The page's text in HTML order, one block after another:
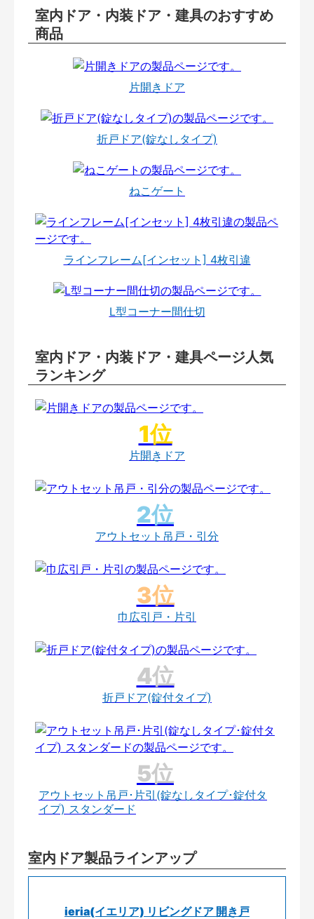
室内ドア・内装ドア・建具のおすすめ
商品
片開きドア
折戸ドア(錠なしタイプ)
ねこゲート
ラインフレーム[インセット] 4枚引違
L型コーナー間仕切
室内ドア・内装ドア・建具ページ人気
ランキング
片開きドア
アウトセット吊戸・引分
巾広引戸・片引
折戸ドア(錠付タイプ)
アウトセット吊戸･片引(錠なしタイプ･錠付タ
イプ) スタンダード
室内ドア製品ラインアップ
ieria(イエリア) リビングドア 開き戸